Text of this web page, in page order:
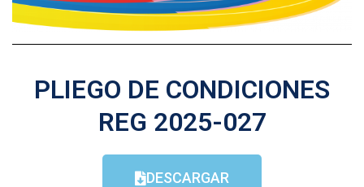
PLIEGO DE CONDICIONES
REG 2025-027
DESCARGAR